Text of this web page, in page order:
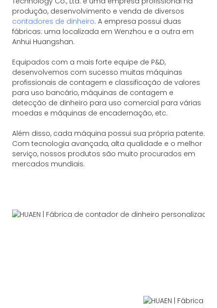
produção, desenvolvimento e venda de diversos
contadores de dinheiro. A empresa possui duas
fábricas: uma localizada em Wenzhou e a outra em
Anhui Huangshan.
Equipados com a mais forte equipe de P&D,
desenvolvemos com sucesso muitas máquinas
profissionais de contagem e classificação de valores
para uso bancário, máquinas de contagem e
detecção de dinheiro para uso comercial para várias
moedas e máquinas de encadernação, etc.
Além disso, cada máquina possui sua própria patente.
Com tecnologia avançada, alta qualidade e o melhor
serviço, nossos produtos são muito procurados em
mercados mundiais.